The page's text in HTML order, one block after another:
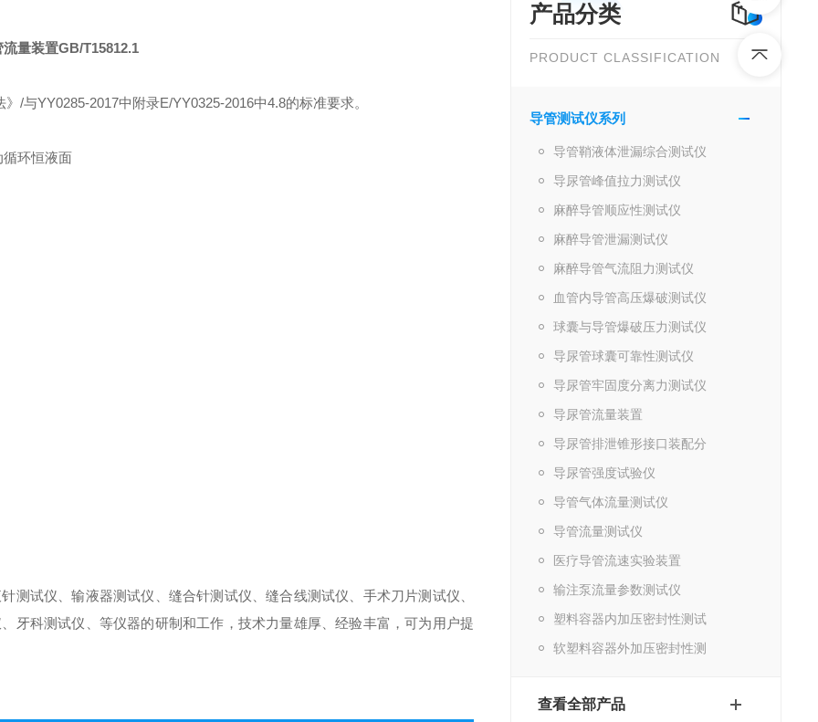
产品分类
PRODUCT CLASSIFICATION
导管测试仪系列
导管鞘液体泄漏综合测试仪
导尿管峰值拉力测试仪
麻醉导管顺应性测试仪
麻醉导管泄漏测试仪
麻醉导管气流阻力测试仪
血管内导管高压爆破测试仪
球囊与导管爆破压力测试仪
导尿管球囊可靠性测试仪
导尿管牢固度分离力测试仪
导尿管流量装置
导尿管排泄锥形接口装配分
导尿管强度试验仪
导管气体流量测试仪
导管流量测试仪
医疗导管流速实验装置
输注泵流量参数测试仪
塑料容器内加压密封性测试
软塑料容器外加压密封性测
查看全部产品
流量装置GB/T15812.1
/与YY0285-2017中附录E/YY0325-2016中4.8的标准要求。
环恒液面
测试仪、输液器测试仪、缝合针测试仪、缝合线测试仪、手术刀片测试仪、
牙科测试仪、等仪器的研制和工作，技术力量雄厚、经验丰富，可为用户提